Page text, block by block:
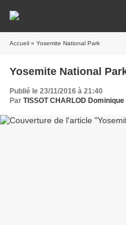
Accueil » Yosemite National Park
Yosemite National
Publié le 23/11/2016 à 21:40
Par TISSOT CHARLOD